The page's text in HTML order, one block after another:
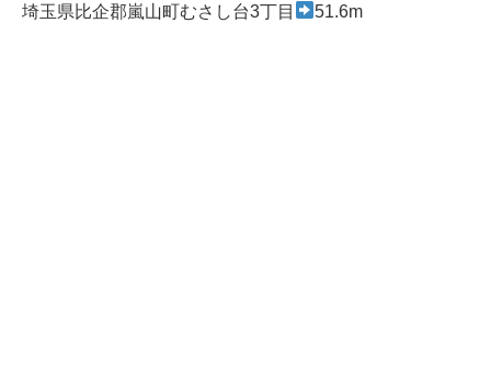
埼玉県比企郡嵐山町むさし台3丁目
51.6m